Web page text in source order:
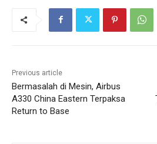
Previous article
Bermasalah di Mesin, Airbus
A330 China Eastern Terpaksa
Return to Base